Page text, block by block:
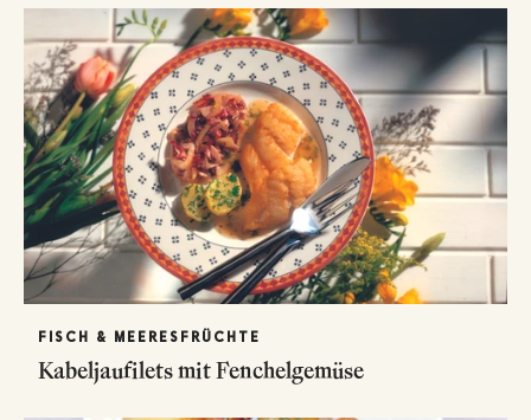
FISCH & MEERESFRÜCHTE
Kabeljaufilets mit Fenchelgemüse